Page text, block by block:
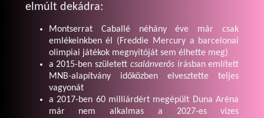
elmúlt dekádra:
Montserrat Caballé néhány éve már csak
emlékeinkben él (Freddie Mercury a barcelonai
olimpiai játékok megnyitóját sem élhette meg)
a 2015-ben született csalánverősírásban említett
MNB-alapítvány időközben elvesztette teljes
vagyonát
a 2017-ben 60 milliárdért megépült Duna Aréna
már nem alkalmas a 2027-es vizes